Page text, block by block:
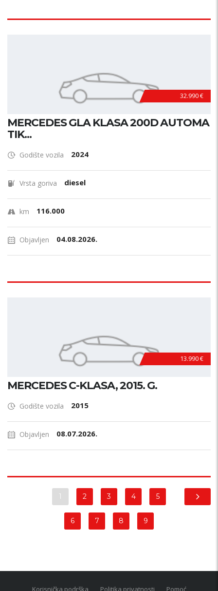
32.990 €
MERCEDES GLA KLASA 200D AUTOMA
TIK...
Godište vozila 2024
Vrsta goriva diesel
km 116.000
Objavljen 04.08.2026.
13.990 €
MERCEDES C-KLASA, 2015. G.
Godište vozila 2015
Objavljen 08.07.2026.
1 2 3 4 5
6 7 8 9
Korisnička podrška Politika privatnosti Pomoć